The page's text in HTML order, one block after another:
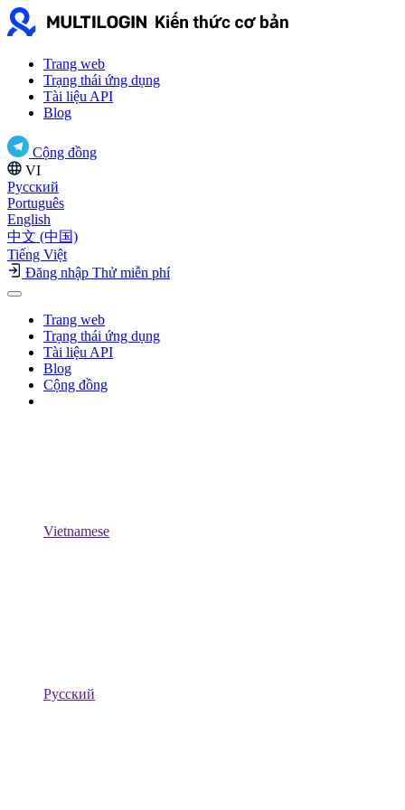
Trang web
Trạng thái ứng dụng
Tài liệu API
Blog
Cộng đồng
VI
Русский
Português
English
中文 (中国)
Tiếng Việt
Đăng nhập Thử miễn phí
Trang web
Trạng thái ứng dụng
Tài liệu API
Blog
Cộng đồng
Vietnamese
Русский